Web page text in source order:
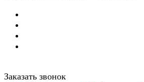
Заказать звонок